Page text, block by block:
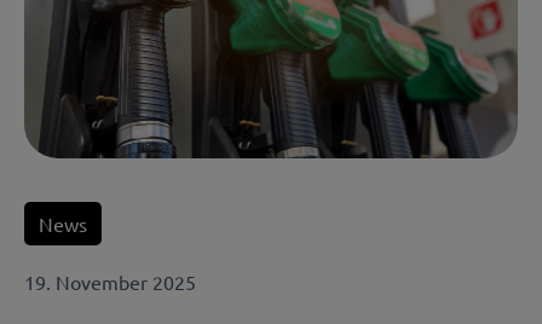
News
19. November 2025